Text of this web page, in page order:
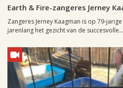
Earth & Fire-zangeres Jerney
Zangeres Jerney Kaagman is op 79-
jarenlang het gezicht van de succesvolle...